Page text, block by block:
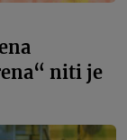
niti je